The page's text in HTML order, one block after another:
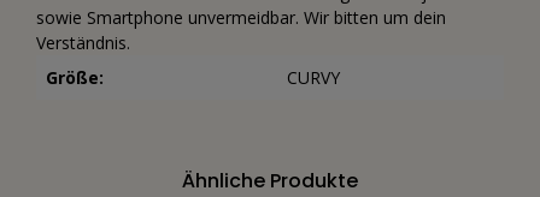
sowie Smartphone unvermeidbar. Wir bitten um dein
Verständnis.
Größe:
CURVY
Ähnliche Produkte